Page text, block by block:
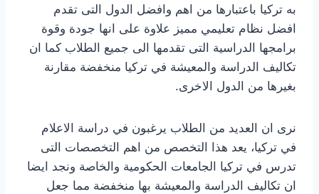
به تركيا باعتبارها من اهم وافضل الدول التى تقدم
افضل نظام تعليمي مميز علاوة على انها جودة وقوة
برامجها الدراسية التى تقدمها الى جميع الطلاب كما ان
تكاليف الدراسة والمعيشة في تركيا منخفضة مقارنة
بغيرها من الدول الاخرى.
نرى ان العديد من الطلاب يرغبون في دراسة الاعلام
في تركيا، يعد هذا التخصص من اهم التخصصات التى
تدرس في تركيا الجامعات الحكومية والخاصة ونجد ايضا
ان تكاليف الدراسة والمعيشة بها منخفضة مما جعل